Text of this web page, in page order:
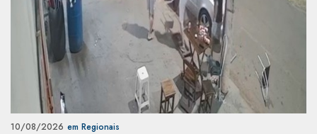
10/08/2026 em Regionais